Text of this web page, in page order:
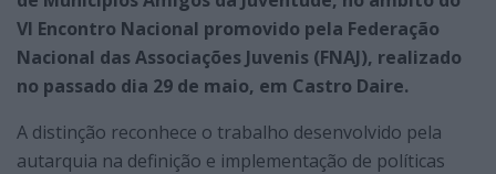
VI Encontro Nacional promovido pela Federação
Nacional das Associações Juvenis (FNAJ), realizado
no passado dia 29 de maio, em Castro Daire.
A distinção reconhece o trabalho desenvolvido pela
autarquia na definição e implementação de políticas